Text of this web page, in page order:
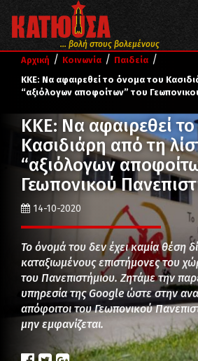
... βολή στους βολεμένους
Αρχική / Κοινωνία / Παιδεία /
ΚΚΕ: Να αφαιρεθεί το όνομα του
“αξιόλογων αποφοίτων” του
ΚΚΕ: Να αφαιρεθεί
Κασιδιάρη από τη
“αξιόλογων
Γεωπονικού
14-10-2020
Το όνομά του δεν έχει καμία θέση
καταξιωμένους επιστήμονες του
του Πανεπιστήμιου. Ζητάμε την
υπηρεσία της Google ώστε στην
απόφοιτοι του Γεωπονικού
μην εμφανίζεται.